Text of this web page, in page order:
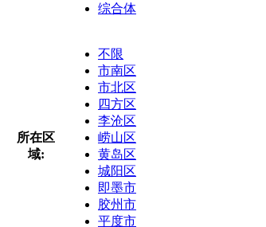
综合体
所在区
域:
不限
市南区
市北区
四方区
李沧区
崂山区
黄岛区
城阳区
即墨市
胶州市
平度市